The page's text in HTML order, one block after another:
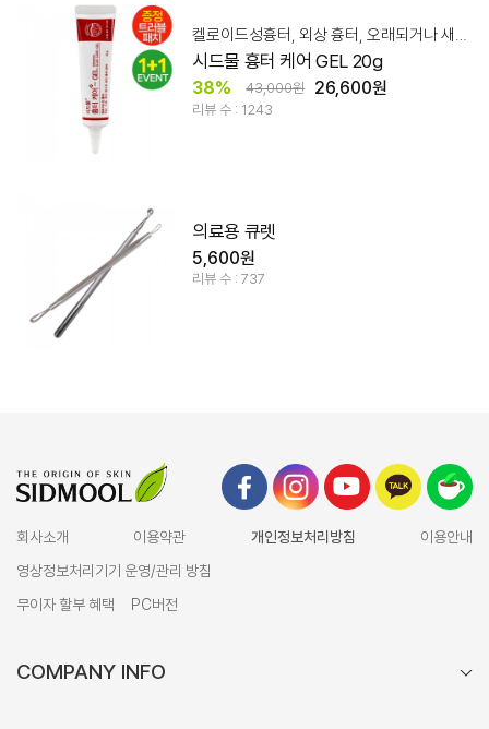
켈로이드성흉터, 외상 흉터, 오래되거나 새로운 흉터 관리
시드물 흉터 케어 GEL 20g
38% 43,000원 26,600원
리뷰 수 : 1243
의료용 큐렛
5,600원
리뷰 수 : 737
회사소개 이용약관 개인정보처리방침
이용안내
영상정보처리기기 운영/관리 방침
무이자 할부 혜택
PC버전
COMPANY INFO